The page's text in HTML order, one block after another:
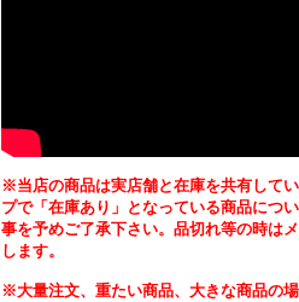
※当店の商品は実店舗と在庫を共有して
プで「在庫あり」となっている商品につ
事を予めご了承下さい。品切れ等の時は
します。
※大量注文、重たい商品、大きな商品の